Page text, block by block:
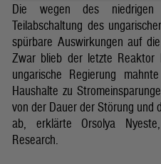
Die wegen des niedrigen
Teilabschaltung des
spürbare Auswirkungen auf
Zwar blieb der letzte Reaktor
ungarische Regierung
Haushalte zu
von der Dauer der Störung und
ab, erklärte Orsolya
Research.